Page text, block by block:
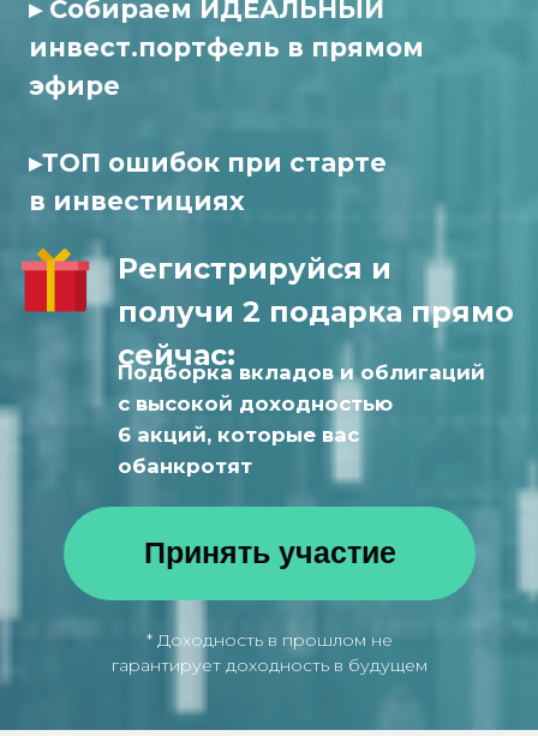
Принять участие
гарантирует доходность в будущем
обанкротят